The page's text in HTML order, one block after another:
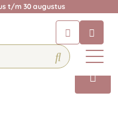
t/m 30 augustus
chatbot voor